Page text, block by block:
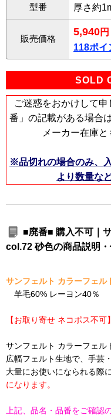
型番 厚さ約
販売価格
5,940円
118ポイ
SOLD
ご迷惑をおかけして
番」の記載がある場合
メーカー在庫と
※品切れの場合のみ、
より数量な
■廃番■ 購入不可｜
col.72 砂色の商品説明
サンフェルト カラーフェ
羊毛60% レーヨン40％
【お取り寄せ ネコポス不可】
サンフェルト カラーフェ
広幅フェルト生地で、手芸
大量にお使いになられる際
になります。
上記、品名・品番をご確認